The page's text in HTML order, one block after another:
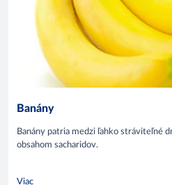
Banány
Banány patria medzi ľahko stráviteľné
obsahom sacharidov.
Viac